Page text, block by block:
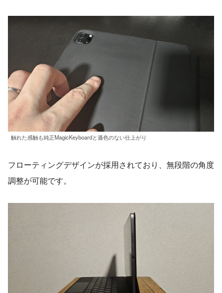
触れた感触も純正MagicKeyboardと遜色のない仕上がり
フローティングデザインが採用されており、無段階の角度
調整が可能です。